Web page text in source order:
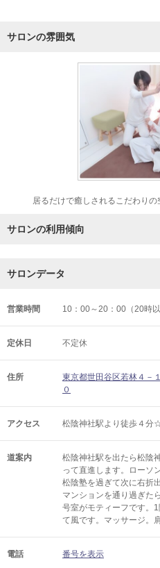
サロンの雰囲気
居るだけで癒しされるこだわり
サロンの利用傾向
サロンデータ
営業時間 10：00～20：00（20時
定休日 不定休
住所
東京都世田谷区若林４－
０
アクセス 松陰神社駅より徒歩４分
道案内
松陰神社駅を出たら松陰
って直進します。ローソ
松陰塾を過ぎて次に右折
マンションを通り過ぎた
号室がモティーフです。
て風です。マッサージ。
電話 番号を表示